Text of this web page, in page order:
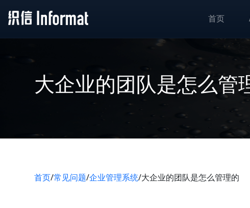
首页
大企业的团队是怎么管
首页/常见问题/企业管理系统/大企业的团队是怎么管理的